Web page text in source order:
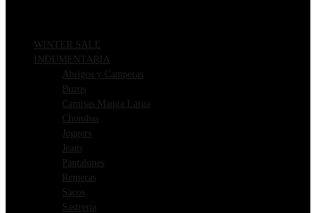
WINTER SALE
INDUMENTARIA
Abrigos y Camperas
Buzos
Camisas Manga Larga
Chombas
Joggers
Jeans
Pantalones
Remeras
Sacos
Sastrería